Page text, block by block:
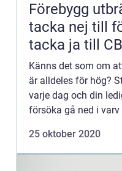
Förebygg
tacka nej till
tacka ja till
Känns det som om
är alldeles för hög?
varje dag och din
försöka gå ned i
sä...
25 oktober 2020